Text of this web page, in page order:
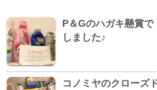
P＆Gのハガキ懸賞
しました♪
コノミヤのクローズ